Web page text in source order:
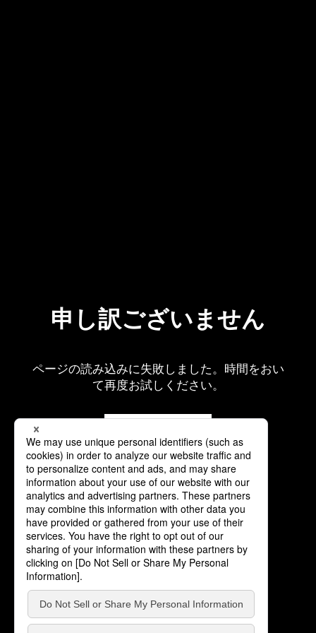
申し訳ございません
ページの読み込みに失敗しました。時間をおい
て再度お試しください。